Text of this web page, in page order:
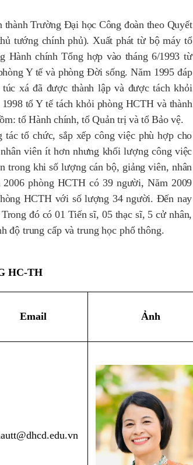
Trường Đại học Công đoàn theo Quyết
tướng chính phủ). Xuất phát từ bộ máy tổ
Hành chính Tổng hợp vào tháng 6/1993 từ
Y tế và phòng Đời sống. Năm 1995 đáp
xá đã được thành lập và được tách khỏi
tổ Y tế tách khỏi phòng HCTH và thành
tổ Hành chính, tổ Quản trị và tổ Bảo vệ.
tổ chức, sắp xếp công việc phù hợp cho
viên ít hơn nhưng khối lượng công việc
trong khi số lượng cán bộ, giảng viên, nhân
phòng HCTH có 39 người, Năm 2009
HCTH với số lượng 34 người. Đến nay
đó có 01 Tiến sĩ, 05 thạc sĩ, 5 cử nhân,
độ trung cấp và trung học phổ thông.
HC-TH
Email Ảnh